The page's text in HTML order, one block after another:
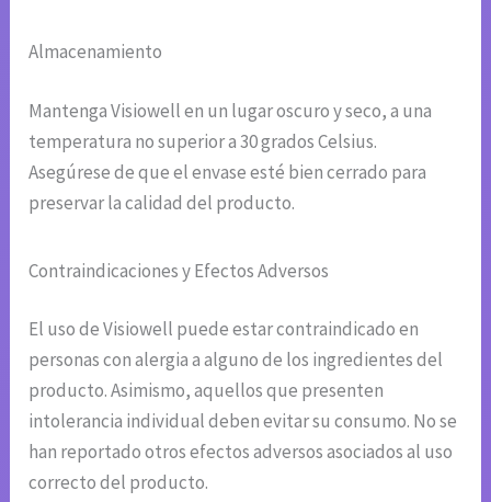
Almacenamiento
Mantenga Visiowell en un lugar oscuro y seco, a una
temperatura no superior a 30 grados Celsius.
Asegúrese de que el envase esté bien cerrado para
preservar la calidad del producto.
Contraindicaciones y Efectos Adversos
El uso de Visiowell puede estar contraindicado en
personas con alergia a alguno de los ingredientes del
producto. Asimismo, aquellos que presenten
intolerancia individual deben evitar su consumo. No se
han reportado otros efectos adversos asociados al uso
correcto del producto.